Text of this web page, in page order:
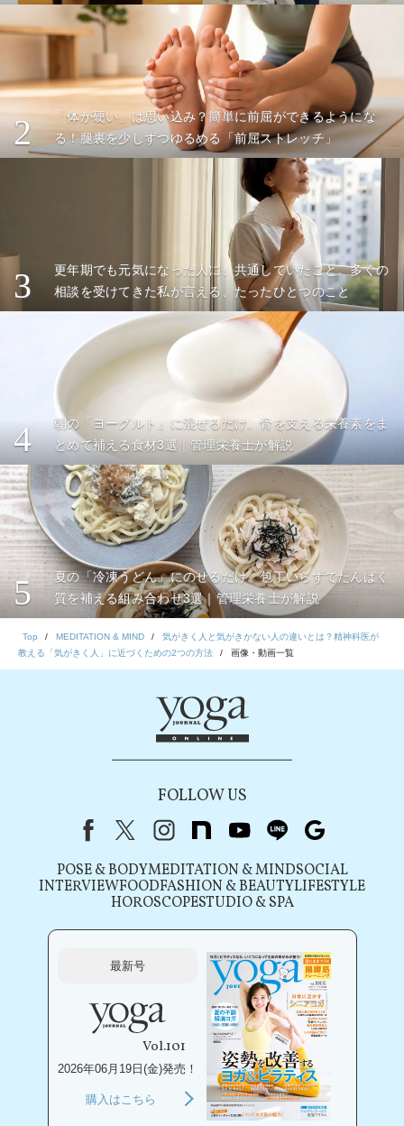
2
「体が硬い」は思い込み？簡単に前屈ができるようにな
る！腿裏を少しずつゆるめる「前屈ストレッチ」
3
更年期でも元気になった人に、共通していたこと。多くの
相談を受けてきた私が言える、たったひとつのこと
4
朝の「ヨーグルト」に混ぜるだけ。骨を支える栄養素をま
とめて補える食材3選｜管理栄養士が解説
5
夏の「冷凍うどん」にのせるだけ。包丁いらずでたんぱく
質を補える組み合わせ3選｜管理栄養士が解説
Top MEDITATION & MIND
気がきく人と気がきかない人の違いとは？精神科医が
教える「気がきく人」に近づくための2つの方法
画像・動画一覧
FOLLOW US
FacebookX（旧Twitter）
instagram
note youtubeline
POSE & BODYMEDITATION & MINDSOCIAL
INTERVIEWFOODFASHION & BEAUTYLIFESTYLE
HOROSCOPESTUDIO & SPA
最新号
Vol.101
2026年06月19日(金)発売！
購入はこちら